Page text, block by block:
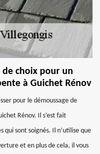
de choix pour un
à Guichet Rénov
pour le démoussage de
Rénov. Il s’est fait
qui sont soignés. Il n’utilise que
et en plus de cela, il vous